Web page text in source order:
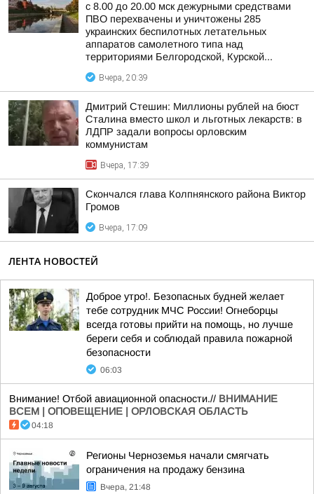
с 8.00 до 20.00 мск дежурными средствами
ПВО перехвачены и уничтожены 285
украинских беспилотных летательных
аппаратов самолетного типа над
территориями Белгородской, Курской...
Вчера, 20:39
Дмитрий Стешин: Миллионы рублей на бюст
Сталина вместо школ и льготных лекарств: в
ЛДПР задали вопросы орловским
коммунистам
Вчера, 17:39
Скончался глава Колпнянского района Виктор
Громов
Вчера, 17:09
ЛЕНТА НОВОСТЕЙ
Доброе утро!. Безопасных будней желает
тебе сотрудник МЧС России! Огнеборцы
всегда готовы прийти на помощь, но лучше
береги себя и соблюдай правила пожарной
безопасности
06:03
Внимание! Отбой авиационной опасности.// ВНИМАНИЕ
ВСЕМ | ОПОВЕЩЕНИЕ | ОРЛОВСКАЯ ОБЛАСТЬ
04:18
Регионы Черноземья начали смягчать
ограничения на продажу бензина
Вчера, 21:48